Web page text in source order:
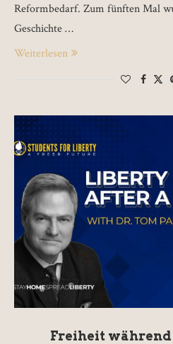
Reformbedarf. Zum fünften Mal
Geschichte …
Weiterlesen
Freiheit